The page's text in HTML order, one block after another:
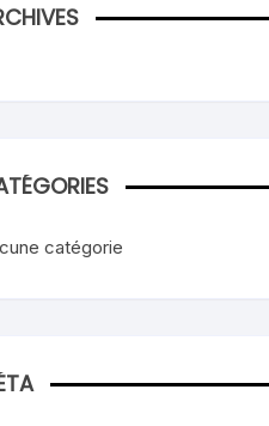
catégorie